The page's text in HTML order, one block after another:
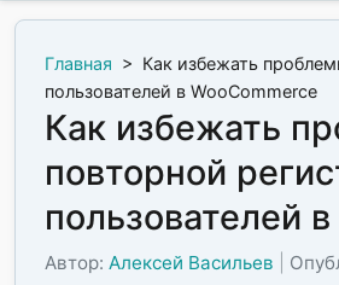
Главная > Как избежать
пользователей в WooCommerce
Как избежать
повторной
пользователей
Автор: Алексей Васильев